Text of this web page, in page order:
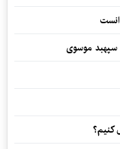
سپهبد موسوی
کنیم؟